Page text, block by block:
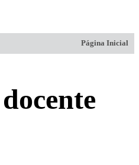
Página Inicial